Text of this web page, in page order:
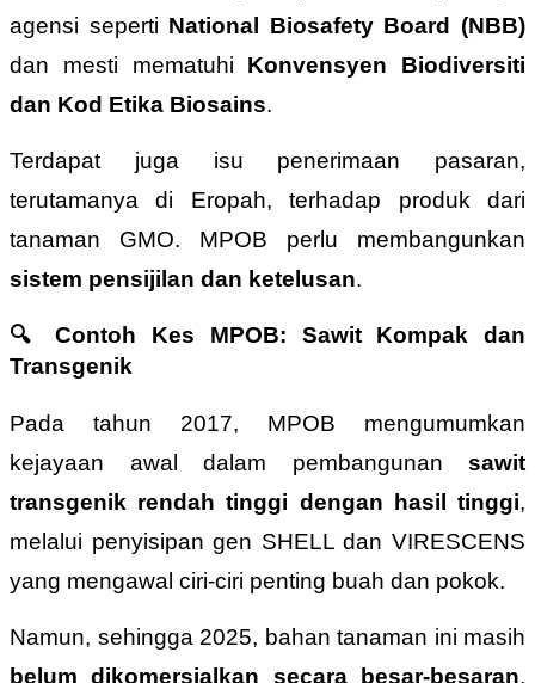
agensi seperti National Biosafety Board (NBB)
dan mesti mematuhi Konvensyen Biodiversiti
dan Kod Etika Biosains.
Terdapat juga isu penerimaan pasaran,
terutamanya di Eropah, terhadap produk dari
tanaman GMO. MPOB perlu membangunkan
sistem pensijilan dan ketelusan.
🔍Contoh Kes MPOB: Sawit Kompak dan
Transgenik
Pada tahun 2017, MPOB mengumumkan
kejayaan awal dalam pembangunan sawit
transgenik rendah tinggi dengan hasil tinggi,
melalui penyisipan gen SHELL dan VIRESCENS
yang mengawal ciri-ciri penting buah dan pokok.
Namun, sehingga 2025, bahan tanaman ini masih
belum dikomersialkan secara besar-besaran,